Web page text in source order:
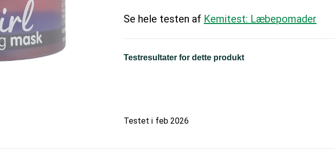
Se hele testen af Kemitest: Læbepomader
Testresultater for dette produkt
Testet i feb 2026